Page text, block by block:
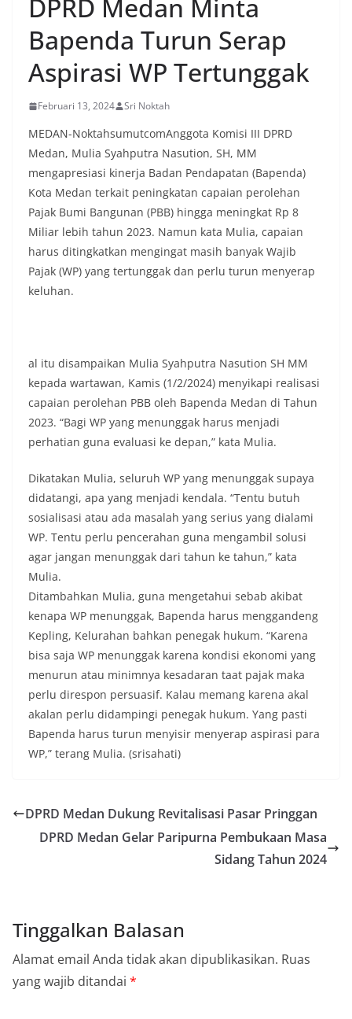
DPRD Medan Minta
Bapenda Turun Serap
Aspirasi WP Tertunggak
Februari 13, 2024 Sri Noktah
MEDAN-NoktahsumutcomAnggota Komisi III DPRD
Medan, Mulia Syahputra Nasution, SH, MM
mengapresiasi kinerja Badan Pendapatan (Bapenda)
Kota Medan terkait peningkatan capaian perolehan
Pajak Bumi Bangunan (PBB) hingga meningkat Rp 8
Miliar lebih tahun 2023. Namun kata Mulia, capaian
harus ditingkatkan mengingat masih banyak Wajib
Pajak (WP) yang tertunggak dan perlu turun menyerap
keluhan.
al itu disampaikan Mulia Syahputra Nasution SH MM
kepada wartawan, Kamis (1/2/2024) menyikapi realisasi
capaian perolehan PBB oleh Bapenda Medan di Tahun
2023. “Bagi WP yang menunggak harus menjadi
perhatian guna evaluasi ke depan,” kata Mulia.
Dikatakan Mulia, seluruh WP yang menunggak supaya
didatangi, apa yang menjadi kendala. “Tentu butuh
sosialisasi atau ada masalah yang serius yang dialami
WP. Tentu perlu pencerahan guna mengambil solusi
agar jangan menunggak dari tahun ke tahun,” kata
Mulia.
Ditambahkan Mulia, guna mengetahui sebab akibat
kenapa WP menunggak, Bapenda harus menggandeng
Kepling, Kelurahan bahkan penegak hukum. “Karena
bisa saja WP menunggak karena kondisi ekonomi yang
menurun atau minimnya kesadaran taat pajak maka
perlu direspon persuasif. Kalau memang karena akal
akalan perlu didampingi penegak hukum. Yang pasti
Bapenda harus turun menyisir menyerap aspirasi para
WP,” terang Mulia. (srisahati)
DPRD Medan Dukung Revitalisasi Pasar Pringgan
DPRD Medan Gelar Paripurna Pembukaan Masa
Sidang Tahun 2024
Tinggalkan Balasan
Alamat email Anda tidak akan dipublikasikan. Ruas
yang wajib ditandai *